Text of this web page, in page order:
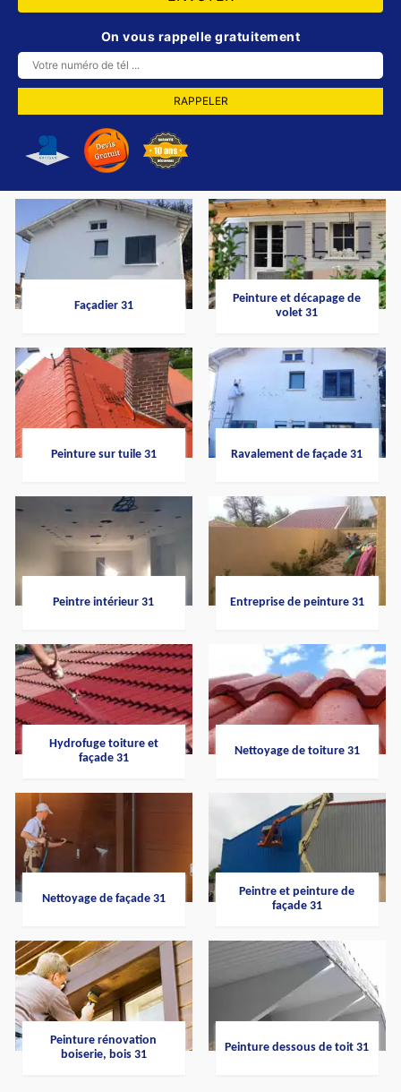
On vous rappelle gratuitement
Façadier 31
Peinture et décapage de
volet 31
Peinture sur tuile 31 Ravalement de façade 31
Peintre intérieur 31 Entreprise de peinture 31
Hydrofuge toiture et
façade 31
Nettoyage de toiture 31
Nettoyage de façade 31
Peintre et peinture de
façade 31
Peinture rénovation
boiserie, bois 31
Peinture dessous de toit 31